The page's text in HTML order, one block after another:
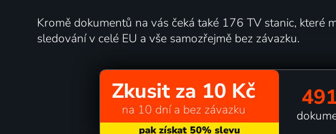
Kromě dokumentů na vás čeká také 176 TV stanic, které
sledování v celé EU a vše samozřejmě bez závazku.
Zkusit za 10 Kč
na 10 dní a bez závazku